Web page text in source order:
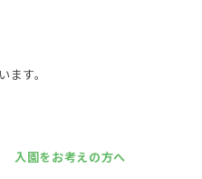
す。
入園をお考えの方へ